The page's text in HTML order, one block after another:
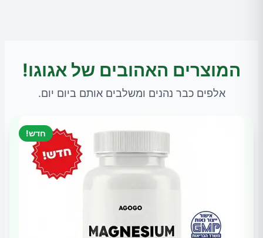
המוצרים האהובים של אגוגו!
אלפים כבר נהנים ומשלבים אותם ביום יום.
חדש!